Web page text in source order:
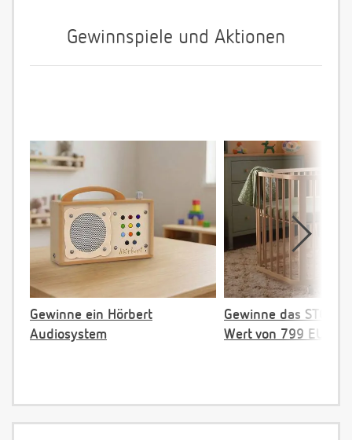
Gewinnspiele und Aktionen
Gewinne ein Hörbert
Audiosystem
Gewinne das
Wert von 799 EUR